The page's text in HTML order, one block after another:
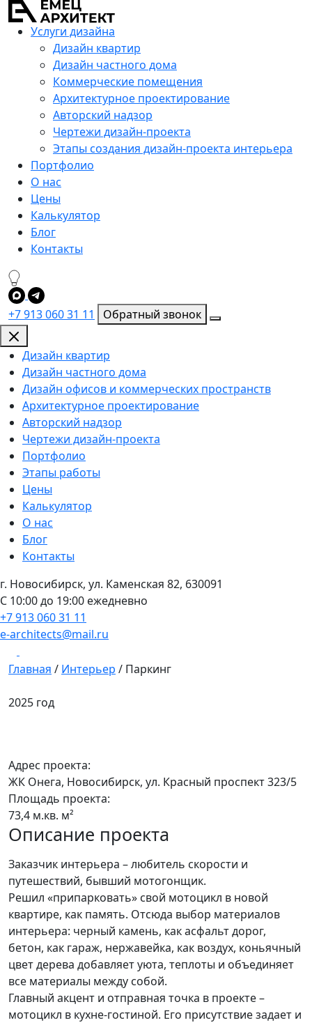
Услуги дизайна
Дизайн квартир
Дизайн частного дома
Коммерческие помещения
Архитектурное проектирование
Авторский надзор
Чертежи дизайн-проекта
Этапы создания дизайн-проекта интерьера
Портфолио
О нас
Цены
Калькулятор
Блог
Контакты
+7 913 060 31 11 Обратный звонок
Дизайн квартир
Дизайн частного дома
Дизайн офисов и коммерческих пространств
Архитектурное проектирование
Авторский надзор
Чертежи дизайн-проекта
Портфолио
Этапы работы
Цены
Калькулятор
О нас
Блог
Контакты
г. Новосибирск, ул. Каменская 82, 630091
С 10:00 до 19:00 ежедневно
+7 913 060 31 11
e-architects@mail.ru
Главная / Интерьер / Паркинг
2025 год
Адрес проекта:
ЖК Онега, Новосибирск, ул. Красный проспект 323/5
Площадь проекта:
73,4 м.кв. м²
Описание проекта
Заказчик интерьера – любитель скорости и
путешествий, бывший мотогонщик.
Решил «припарковать» свой мотоцикл в новой
квартире, как память. Отсюда выбор материалов
интерьера: черный камень, как асфальт дорог,
бетон, как гараж, нержавейка, как воздух, коньячный
цвет дерева добавляет уюта, теплоты и объединяет
все материалы между собой.
Главный акцент и отправная точка в проекте –
мотоцикл в кухне-гостиной. Его присутствие задает и